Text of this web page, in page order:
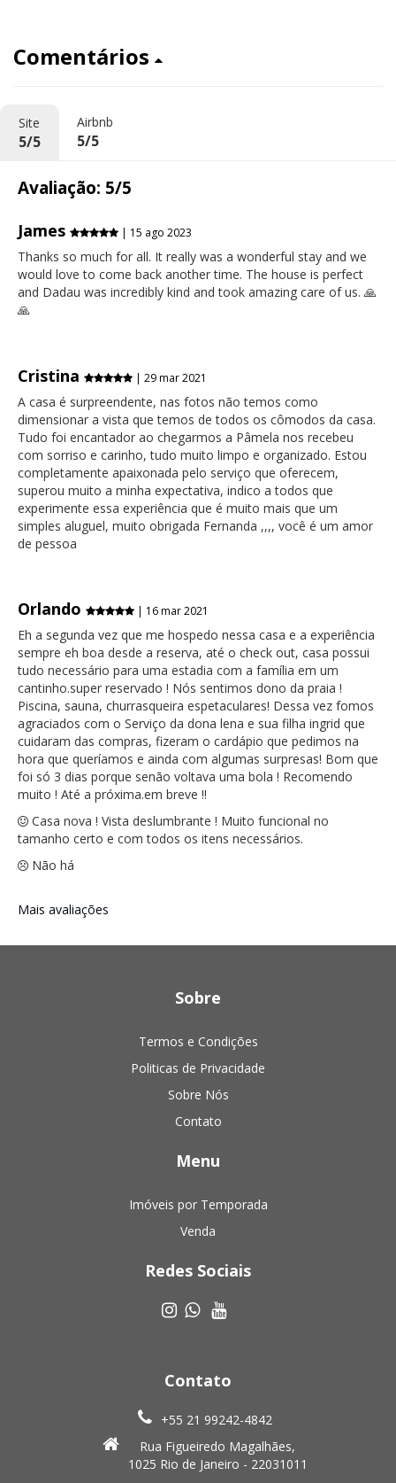
Comentários
Site
5/5
Airbnb
5/5
Avaliação: 5/5
James | 15 ago 2023
Thanks so much for all. It really was a wonderful stay and we
would love to come back another time. The house is perfect
and Dadau was incredibly kind and took amazing care of us. 🙏
🙏
Cristina | 29 mar 2021
A casa é surpreendente, nas fotos não temos como
dimensionar a vista que temos de todos os cômodos da casa.
Tudo foi encantador ao chegarmos a Pâmela nos recebeu
com sorriso e carinho, tudo muito limpo e organizado. Estou
completamente apaixonada pelo serviço que oferecem,
superou muito a minha expectativa, indico a todos que
experimente essa experiência que é muito mais que um
simples aluguel, muito obrigada Fernanda ,,,, você é um amor
de pessoa
Orlando | 16 mar 2021
Eh a segunda vez que me hospedo nessa casa e a experiência
sempre eh boa desde a reserva, até o check out, casa possui
tudo necessário para uma estadia com a família em um
cantinho.super reservado ! Nós sentimos dono da praia !
Piscina, sauna, churrasqueira espetaculares! Dessa vez fomos
agraciados com o Serviço da dona lena e sua filha ingrid que
cuidaram das compras, fizeram o cardápio que pedimos na
hora que queríamos e ainda com algumas surpresas! Bom que
foi só 3 dias porque senão voltava uma bola ! Recomendo
muito ! Até a próxima.em breve !!
Casa nova ! Vista deslumbrante ! Muito funcional no
tamanho certo e com todos os itens necessários.
Não há
Mais avaliações
Sobre
Termos e Condições
Politicas de Privacidade
Sobre Nós
Contato
Menu
Imóveis por Temporada
Venda
Redes Sociais
Contato
+55 21 99242-4842
Rua Figueiredo Magalhães,
1025 Rio de Janeiro - 22031011